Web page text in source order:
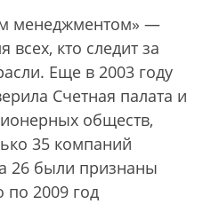
менеджментом» —
всех, кто следит за
Еще в 2003 году
Счетная палата и
обществ,
35 компаний
26 были признаны
по 2009 год